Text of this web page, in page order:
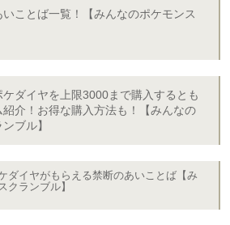
いことば一覧！【みんなのポケモンス
ケダイヤを上限3000まで購入するとも
紹介！お得な購入方法も！【みんなの
ブル】
ダイヤがもらえる禁断のあいことば【み
クランブル】